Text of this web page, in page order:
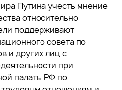
Путина учесть мнение
относительно
поддерживают
совета по
и других лиц с
при
палаты РФ по